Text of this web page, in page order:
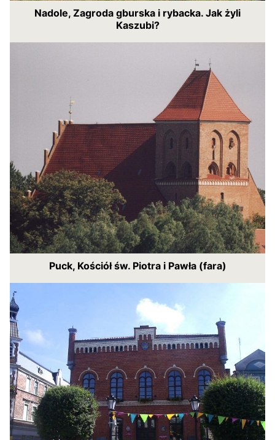
Nadole, Zagroda gburska i rybacka. Jak żyli
Kaszubi?
Puck, Kościół św. Piotra i Pawła (fara)